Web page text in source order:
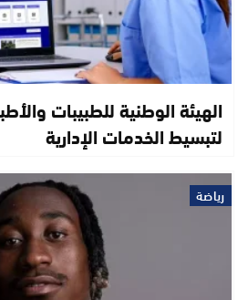
الهيئة الوطنية للطبيبات
لتبسيط الخدمات الإدارية
رياضة